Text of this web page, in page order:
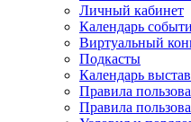
Личный кабинет
Календарь
Виртуальный
Подкасты
Календарь
Правила
Правила